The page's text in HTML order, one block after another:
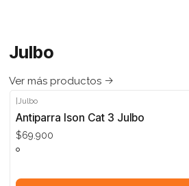
Julbo
Ver más productos
|Julbo
Antiparra Ison Cat 3 Julbo
$69.900